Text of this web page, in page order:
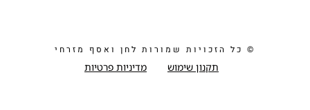
© כל הזכויות שמורות לחן ואסף מזרחי
תקנון שימוש מדיניות פרטיות